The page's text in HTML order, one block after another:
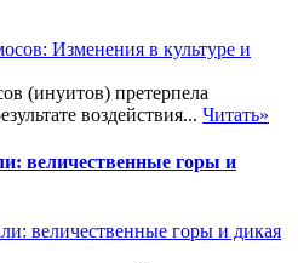
(инуитов) претерпела
воздействия... Читать»
величественные горы и